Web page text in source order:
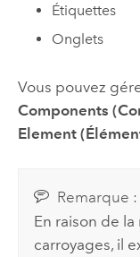
Étiquettes
Onglets
Vous pouvez
Components
Element
Remarque :
En raison de
carroyages, il